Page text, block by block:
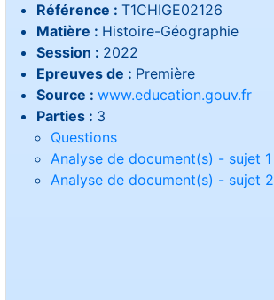
Référence : T1CHIGE02126
Matière : Histoire-Géographie
Session : 2022
Epreuves de : Première
Source : www.education.gouv.fr
Parties : 3
Questions
Analyse de document(s) - sujet 1
Analyse de document(s) - sujet 2